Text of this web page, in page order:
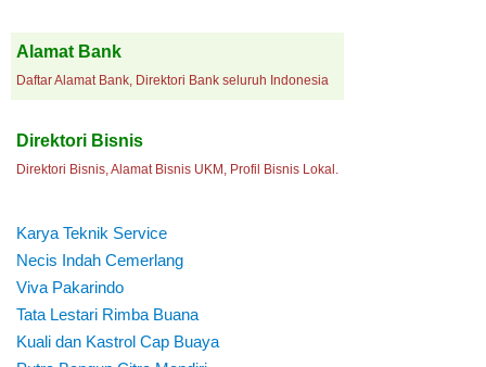
Alamat Bank
Daftar Alamat Bank, Direktori Bank seluruh Indonesia
Direktori Bisnis
Direktori Bisnis, Alamat Bisnis UKM, Profil Bisnis Lokal.
Karya Teknik Service
Necis Indah Cemerlang
Viva Pakarindo
Tata Lestari Rimba Buana
Kuali dan Kastrol Cap Buaya